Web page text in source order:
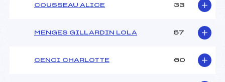
COUSSEAU ALICE 33
MENGES GILLARDIN LOLA 57
CENCI CHARLOTTE 60